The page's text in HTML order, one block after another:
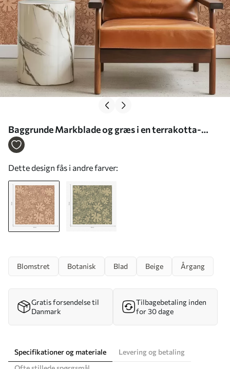
Baggrunde Markblade og græs i en terrakotta-
beige farvepalet Nr. a00847
Dette design fås i andre farver:
Blomstret Botanisk Blad Beige Årgang
Gratis forsendelse til
Danmark
Tilbagebetaling inden
for 30 dage
Specifikationer og materiale
Levering og betaling